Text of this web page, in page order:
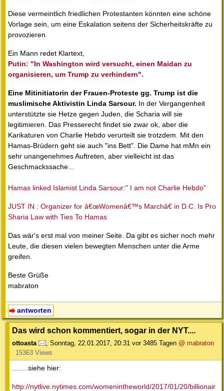
Diese vermeintlich friedlichen Protestanten könnten eine schöne
Vorlage sein, um eine Eskalation seitens der Sicherheitskräfte zu
provozieren.
Ein Mann redet Klartext,
Putin: "In Washington wird versucht, einen Maidan zu
organisieren, um Trump zu verhindern".
Eine Mitinitiatorin der Frauen-Proteste gg. Trump ist die
muslimische Aktivistin Linda Sarsour. In der Vergangenheit
unterstützte sie Hetze gegen Juden, die Scharia will sie
legitimieren. Das Presserecht findet sie zwar ok, aber die
Karikaturen von Charlie Hebdo verurteilt sie trotzdem. Mit den
Hamas-Brüdern geht sie auch "ins Bett". Die Dame hat mMn ein
sehr unangenehmes Auftreten, aber vielleicht ist das
Geschmackssache...
Hamas linked Islamist Linda Sarsour:" I am not Charlie Hebdo"
JUST IN : Organizer for â€œWomenâ€™s Marchâ€ in D.C. Is Pro
Sharia Law with Ties To Hamas
Das wär's erst mal von meiner Seite. Da gibt es sicher noch mehr
Leute, die diesen vielen bewegten Menschen unter die Arme
greifen.
Beste Grüße
mabraton
antworten
Das wird schon kommentiert, sogar in der NYT....
ottoasta , Sonntag, 22.01.2017, 20:31 vor 3485 Tagen @ mabraton
15363 Views
........siehe hier:
http://nytlive.nytimes.com/womenintheworld/2017/01/20/billionair